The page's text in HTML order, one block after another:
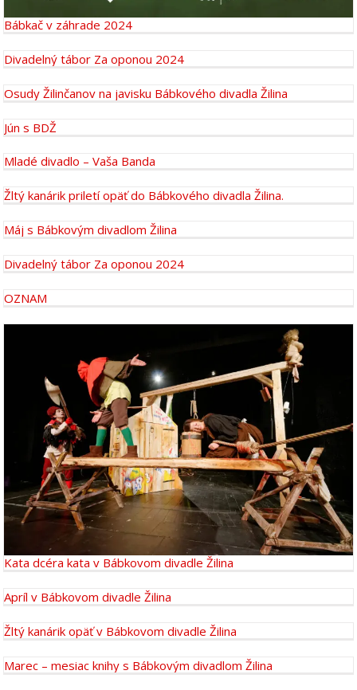
Bábkač v záhrade 2024
Divadelný tábor Za oponou 2024
Osudy Žilinčanov na javisku Bábkového divadla Žilina
Jún s BDŽ
Mladé divadlo – Vaša Banda
Žltý kanárik priletí opäť do Bábkového divadla Žilina.
Máj s Bábkovým divadlom Žilina
Divadelný tábor Za oponou 2024
OZNAM
Kata dcéra kata v Bábkovom divadle Žilina
Apríl v Bábkovom divadle Žilina
Žltý kanárik opäť v Bábkovom divadle Žilina
Marec – mesiac knihy s Bábkovým divadlom Žilina